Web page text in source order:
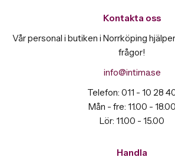
Kontakta oss
Vår personal i butiken i Norrköping
frågor!
info@intima.se
Telefon: 011 - 10 28
Mån - fre: 11.00 - 18.00
Lör: 11.00 - 15.00
Handla